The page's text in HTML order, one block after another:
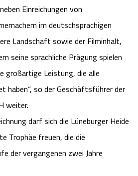
Veranstaltungen
Unterkünfte
Ausflugsziele
Einreichungen von
im deutschsprachigen
Landschaft sowie der Filminhalt,
seine sprachliche Prägung spielen
großartige Leistung, die alle
haben“, so der Geschäftsführer der
weiter.
darf sich die Lüneburger Heide
Trophäe freuen, die die
der vergangenen zwei Jahre